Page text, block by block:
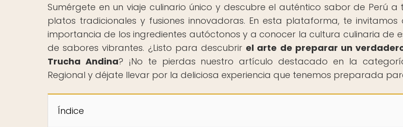
Sumérgete en un viaje culinario único y descubre el auténtico sabor de Perú a
platos tradicionales y fusiones innovadoras. En esta plataforma, te
importancia de los ingredientes autóctonos y a conocer la cultura culinaria de
de sabores vibrantes. ¿Listo para descubrir el arte de preparar un
Trucha Andina? ¡No te pierdas nuestro artículo destacado en la
Regional y déjate llevar por la deliciosa experiencia que tenemos preparada
Índice